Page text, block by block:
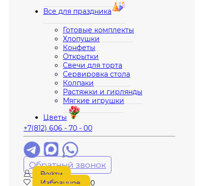
Все для праздника
Готовые комплекты
Хлопушки
Конфеты
Открытки
Свечи для торта
Сервировка стола
Колпаки
Растяжки и гирлянды
Мягкие игрушки
Цветы
+7(812) 606 - 70 - 00
Обратный звонок
Войти
Избранное
0